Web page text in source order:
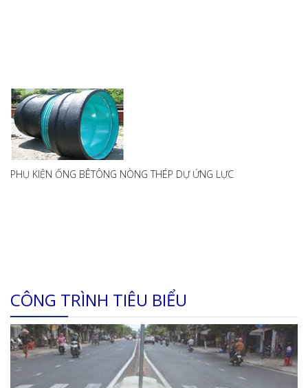
PHỤ KIỆN ỐNG BÊTÔNG NÒNG THÉP DỰ ỨNG LỰC
CÔNG TRÌNH TIÊU BIỂU